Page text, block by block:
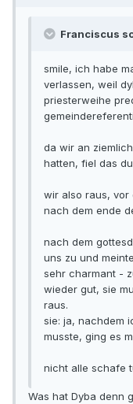
Franciscus
smile, ich habe
verlassen, weil
priesterweihe
da wir an
hatten, fiel das
wir also raus, vor
nach dem ende
nach dem
uns zu und
sehr charmant -
wieder gut, sie
raus.
sie: ja, nachdem
musste, ging es
nicht alle schafe
Was hat Dyba denn